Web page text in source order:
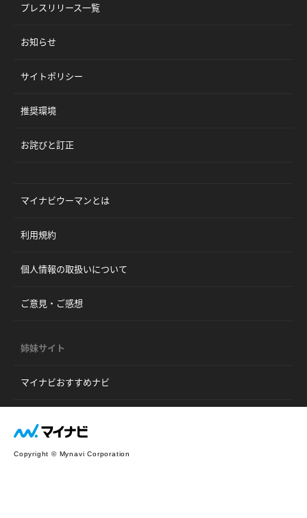
プレスリリース一覧
お知らせ
サイトポリシー
推奨環境
お詫びと訂正
マイナビウーマンとは
利用規約
個人情報の取扱いについて
ご意見・ご感想
姉妹サイト
マイナビおすすめナビ
Copyright © Mynavi Corporation